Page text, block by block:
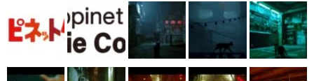
女性向け
アプリレビュー